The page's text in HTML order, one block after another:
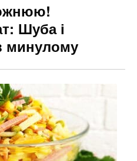
Шуба і
минулому